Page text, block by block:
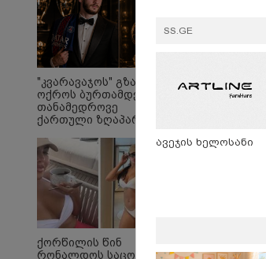
რა გახდა
"კვარავაჯოს" გზა
ოქროს ბურთამდე:
თანამედროვე
ქართული ზღაპარი
ქორწილის წინ
რონალდოს საცოლეს
SS.GE
ავეჯის ხელოსანი